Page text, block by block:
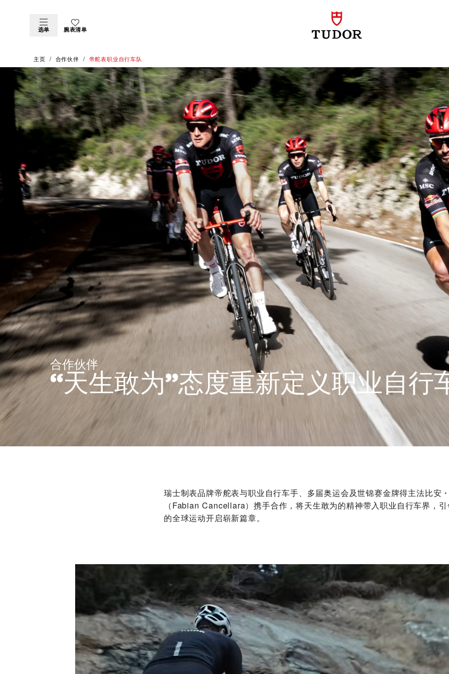
选单 腕表清单
主页 合作伙伴 帝舵表职业自行车队
合作伙伴
“天生敢为”态度重新定义职业自行
瑞士制表品牌帝舵表与职业自行车手、多届奥运会及世锦赛金牌得主法比安
（Fabian Cancellara）携手合作，将天生敢为的精神带入职业自行车界，
的全球运动开启崭新篇章。